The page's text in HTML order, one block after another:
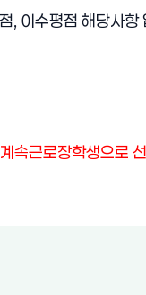
이수평점 해당사항
속근로장학생으로